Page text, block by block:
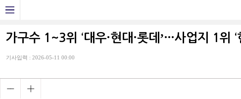
가구수 1~3위 ‘대우·현대·롯데ʼ…사업지 1위
기사입력 : 2026-05-11 00:00